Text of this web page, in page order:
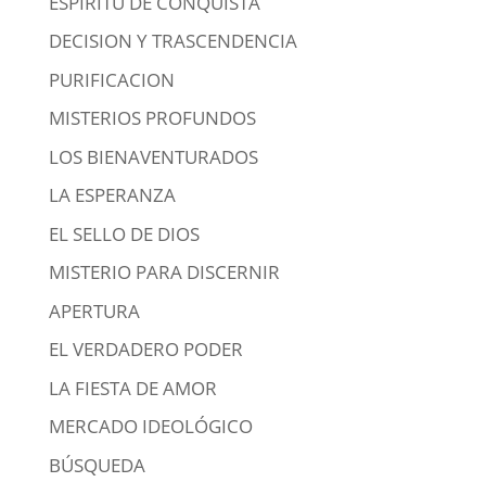
DECISION Y TRASCENDENCIA
PURIFICACION
MISTERIOS PROFUNDOS
LOS BIENAVENTURADOS
LA ESPERANZA
EL SELLO DE DIOS
MISTERIO PARA DISCERNIR
APERTURA
EL VERDADERO PODER
LA FIESTA DE AMOR
MERCADO IDEOLÓGICO
BÚSQUEDA